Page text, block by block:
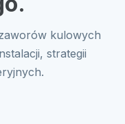
kulowych
strategii